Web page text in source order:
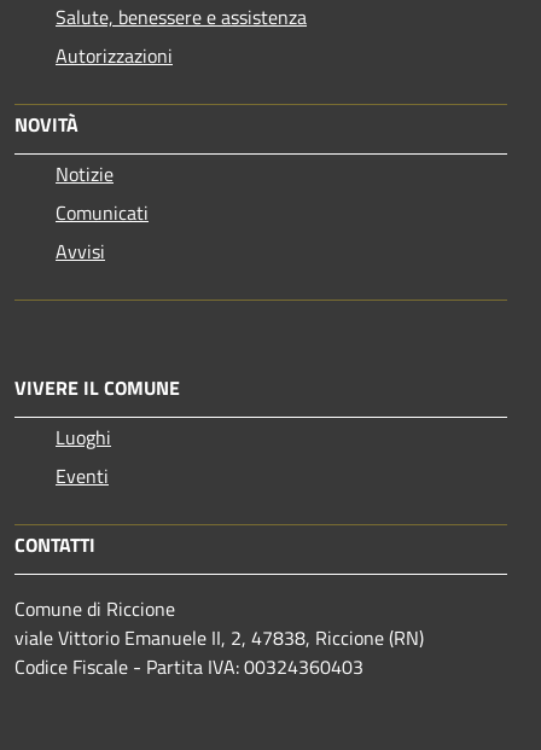
Salute, benessere e assistenza
Autorizzazioni
NOVITÀ
Notizie
Comunicati
Avvisi
VIVERE IL COMUNE
Luoghi
Eventi
CONTATTI
Comune di Riccione
viale Vittorio Emanuele II, 2, 47838, Riccione (RN)
Codice Fiscale - Partita IVA: 00324360403